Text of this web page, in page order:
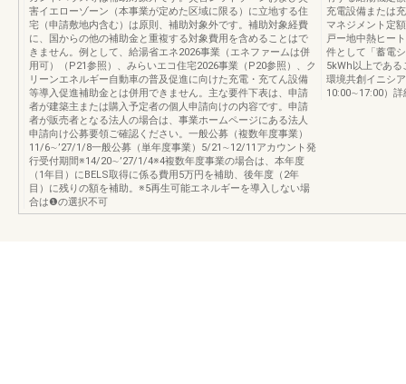
害イエローゾーン（本事業が定めた区域に限る）に立地する住
宅（申請敷地内含む）は原則、補助対象外です。補助対象経費
に、国からの他の補助金と重複する対象費用を含めることはで
きません。例として、給湯省エネ2026事業（エネファームは併
用可）（P21参照）、みらいエコ住宅2026事業（P20参照）、ク
リーンエネルギー自動車の普及促進に向けた充電・充てん設備
等導入促進補助金とは併用できません。主な要件下表は、申請
者が建築主または購入予定者の個人申請向けの内容です。申請
者が販売者となる法人の場合は、事業ホームページにある法人
申請向け公募要領ご確認ください。一般公募（複数年度事業）
11/6∼’27/1/8一般公募（単年度事業）5/21∼12/11アカウント発
行受付期間※14/20∼’27/1/4※4複数年度事業の場合は、本年度
（1年目）にBELS取得に係る費用5万円を補助、後年度（2年
目）に残りの額を補助。※5再生可能エネルギーを導入しない場
合は❶の選択不可
充電設備または
マネジメント定
戸ー地中熱ヒー
件として「蓄電
5kWh以上であ
環境共創イニシ
10:00∼17:00）